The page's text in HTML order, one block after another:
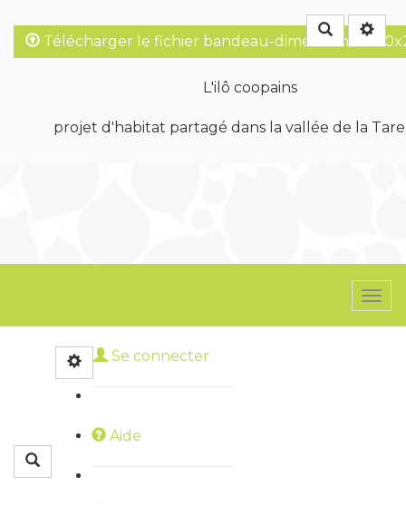
Rechercher
Télécharger le fichier bandeau-dimensions-
L'ilô coopains
projet d'habitat partagé dans la vallée de la
Se connecter
Aide